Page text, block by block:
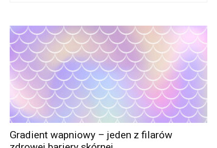
Gradient wapniowy – jeden z filarów